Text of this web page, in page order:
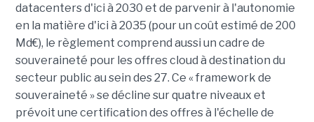
datacenters d'ici à 2030 et de parvenir à l'autonomie
en la matière d'ici à 2035 (pour un coût estimé de 200
Md€), le règlement comprend aussi un cadre de
souveraineté pour les offres cloud à destination du
secteur public au sein des 27. Ce « framework de
souveraineté » se décline sur quatre niveaux et
prévoit une certification des offres à l'échelle de